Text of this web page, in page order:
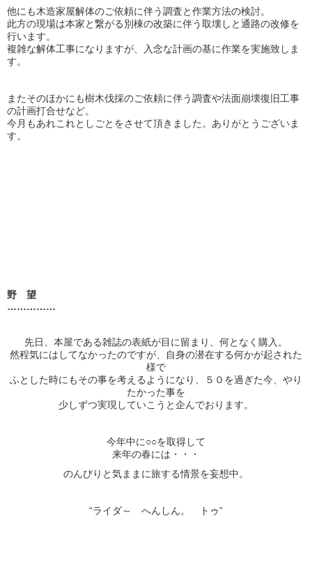
他にも木造家屋解体のご依頼に伴う調査と作業方法の検討。
此方の現場は本家と繋がる別棟の改築に伴う取壊しと通路の改修を
行います。
複雑な解体工事になりますが、入念な計画の基に作業を実施致しま
す。
またそのほかにも樹木伐採のご依頼に伴う調査や法面崩壊復旧工事
の計画打合せなど。
今月もあれこれとしごとをさせて頂きました。ありがとうございま
す。
野 望
……………
先日、本屋である雑誌の表紙が目に留まり、何となく購入。
然程気にはしてなかったのですが、自身の潜在する何かが起された
様で
ふとした時にもその事を考えるようになり、５０を過ぎた今、やり
たかった事を
少しずつ実現していこうと企んでおります。
今年中に○○を取得して
来年の春には・・・
のんびりと気ままに旅する情景を妄想中。
“ライダ～ へんしん。 トゥ”